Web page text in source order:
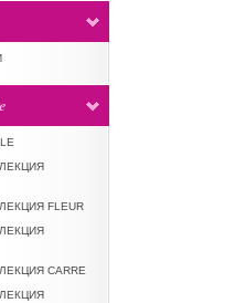
FLEUR
CARRE